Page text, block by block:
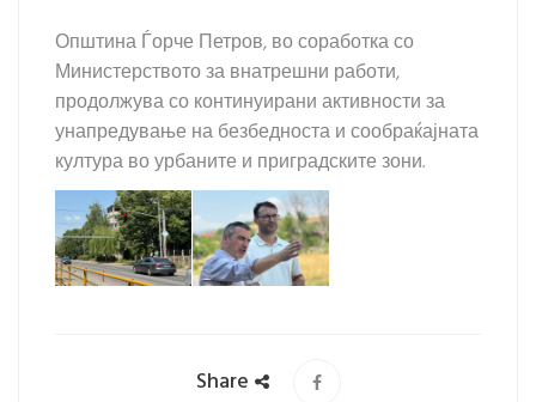
Општина Ѓорче Петров, во соработка со
Министерството за внатрешни работи,
продолжува со континуирани активности за
унапредување на безбедноста и сообраќајната
култура во урбаните и приградските зони.
Share